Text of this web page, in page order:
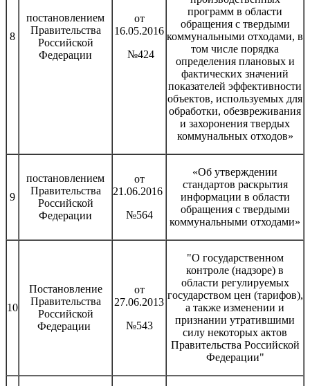
8
постановлением
Правительства
Российской
Федерации
от
16.05.2016
№424
программ в области
обращения с твердыми
коммунальными отходами, в
том числе порядка
определения плановых и
фактических значений
показателей эффективности
объектов, используемых для
обработки, обезвреживания
и захоронения твердых
коммунальных отходов»
9
постановлением
Правительства
Российской
Федерации
от
21.06.2016
№564
«Об утверждении
стандартов раскрытия
информации в области
обращения с твердыми
коммунальными отходами»
10
Постановление
Правительства
Российской
Федерации
от
27.06.2013
№543
"О государственном
контроле (надзоре) в
области регулируемых
государством цен (тарифов),
а также изменении и
признании утратившими
силу некоторых актов
Правительства Российской
Федерации"